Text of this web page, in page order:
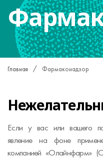
Главная Фармаконадзор
Если у вас или вашего
явление на фоне
компанией «Олайнфарм»